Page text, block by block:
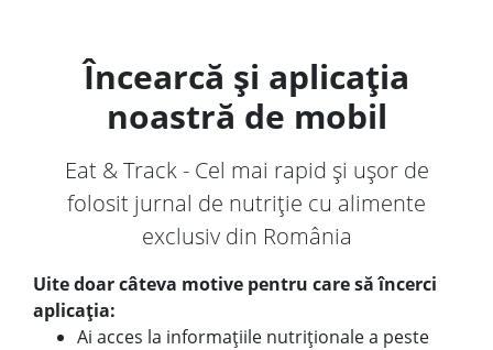
Încearcă și aplicația
noastră de mobil
Eat & Track - Cel mai rapid și ușor de
folosit jurnal de nutriție cu alimente
exclusiv din România
Uite doar câteva motive pentru care să încerci
aplicația:
Ai acces la informațiile nutriționale a peste